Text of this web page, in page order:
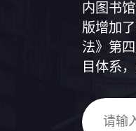
内图书
版增加
法》第
目体系